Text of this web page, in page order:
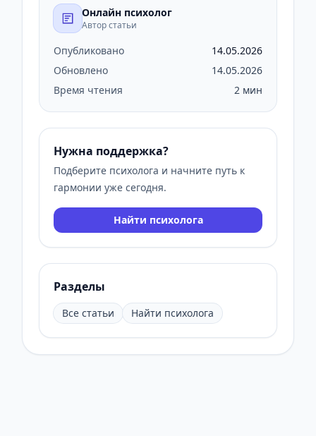
Онлайн психолог
Автор статьи
Опубликовано
14.05.2026
Обновлено
14.05.2026
Время чтения
2 мин
Нужна поддержка?
Подберите психолога и начните путь к
гармонии уже сегодня.
Найти психолога
Разделы
Все статьи Найти психолога